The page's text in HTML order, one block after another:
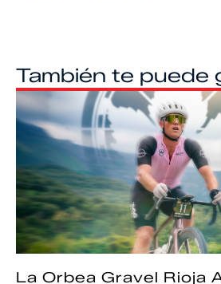
También te puede
La Orbea Gravel Rioja